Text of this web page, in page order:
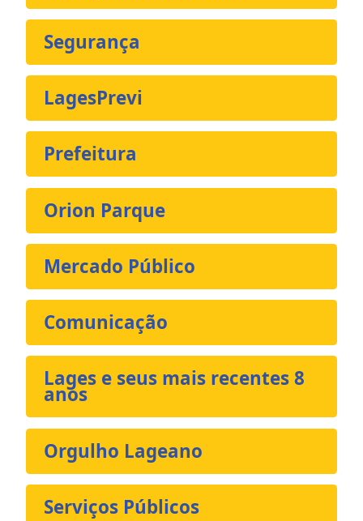
Segurança
LagesPrevi
Prefeitura
Orion Parque
Mercado Público
Comunicação
Lages e seus mais recentes 8
anos
Orgulho Lageano
Serviços Públicos